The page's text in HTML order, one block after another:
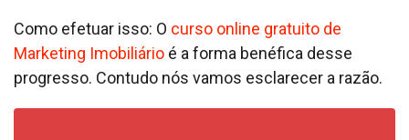
Como efetuar isso: O curso online gratuito de
Marketing Imobiliário é a forma benéfica desse
progresso. Contudo nós vamos esclarecer a razão.